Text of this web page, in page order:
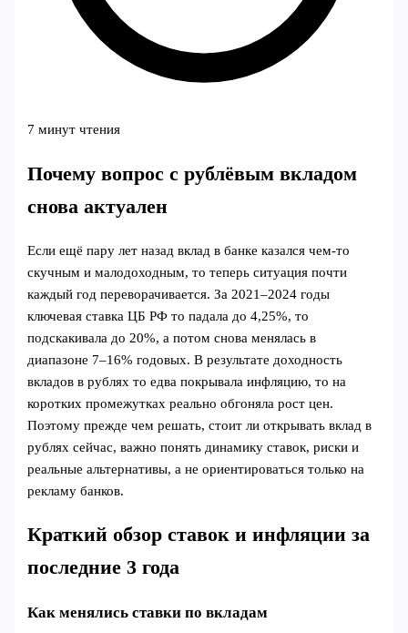
7 минут чтения
Почему вопрос с рублёвым вкладом
снова актуален
Если ещё пару лет назад вклад в банке казался чем‑то
скучным и малодоходным, то теперь ситуация почти
каждый год переворачивается. За 2021–2024 годы
ключевая ставка ЦБ РФ то падала до 4,25%, то
подскакивала до 20%, а потом снова менялась в
диапазоне 7–16% годовых. В результате доходность
вкладов в рублях то едва покрывала инфляцию, то на
коротких промежутках реально обгоняла рост цен.
Поэтому прежде чем решать, стоит ли открывать вклад в
рублях сейчас, важно понять динамику ставок, риски и
реальные альтернативы, а не ориентироваться только на
рекламу банков.
Краткий обзор ставок и инфляции за
последние 3 года
Как менялись ставки по вкладам